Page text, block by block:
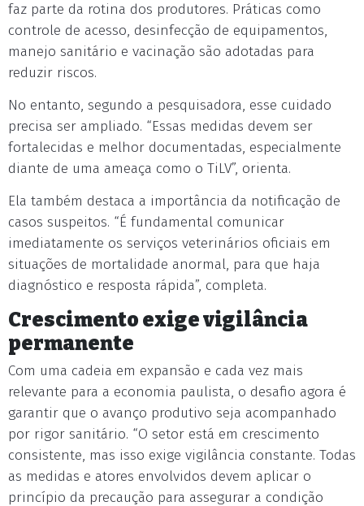
faz parte da rotina dos produtores. Práticas como
controle de acesso, desinfecção de equipamentos,
manejo sanitário e vacinação são adotadas para
reduzir riscos.
No entanto, segundo a pesquisadora, esse cuidado
precisa ser ampliado. “Essas medidas devem ser
fortalecidas e melhor documentadas, especialmente
diante de uma ameaça como o TiLV”, orienta.
Ela também destaca a importância da notificação de
casos suspeitos. “É fundamental comunicar
imediatamente os serviços veterinários oficiais em
situações de mortalidade anormal, para que haja
diagnóstico e resposta rápida”, completa.
Crescimento exige vigilância
permanente
Com uma cadeia em expansão e cada vez mais
relevante para a economia paulista, o desafio agora é
garantir que o avanço produtivo seja acompanhado
por rigor sanitário. “O setor está em crescimento
consistente, mas isso exige vigilância constante. Todas
as medidas e atores envolvidos devem aplicar o
princípio da precaução para assegurar a condição